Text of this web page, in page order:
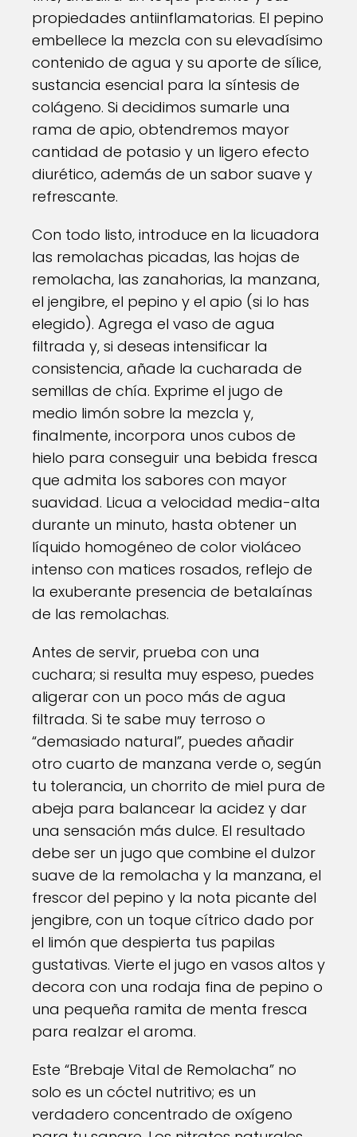
propiedades antiinflamatorias. El pepino
embellece la mezcla con su elevadísimo
contenido de agua y su aporte de sílice,
sustancia esencial para la síntesis de
colágeno. Si decidimos sumarle una
rama de apio, obtendremos mayor
cantidad de potasio y un ligero efecto
diurético, además de un sabor suave y
refrescante.
Con todo listo, introduce en la licuadora
las remolachas picadas, las hojas de
remolacha, las zanahorias, la manzana,
el jengibre, el pepino y el apio (si lo has
elegido). Agrega el vaso de agua
filtrada y, si deseas intensificar la
consistencia, añade la cucharada de
semillas de chía. Exprime el jugo de
medio limón sobre la mezcla y,
finalmente, incorpora unos cubos de
hielo para conseguir una bebida fresca
que admita los sabores con mayor
suavidad. Licua a velocidad media-alta
durante un minuto, hasta obtener un
líquido homogéneo de color violáceo
intenso con matices rosados, reflejo de
la exuberante presencia de betalaínas
de las remolachas.
Antes de servir, prueba con una
cuchara; si resulta muy espeso, puedes
aligerar con un poco más de agua
filtrada. Si te sabe muy terroso o
“demasiado natural”, puedes añadir
otro cuarto de manzana verde o, según
tu tolerancia, un chorrito de miel pura de
abeja para balancear la acidez y dar
una sensación más dulce. El resultado
debe ser un jugo que combine el dulzor
suave de la remolacha y la manzana, el
frescor del pepino y la nota picante del
jengibre, con un toque cítrico dado por
el limón que despierta tus papilas
gustativas. Vierte el jugo en vasos altos y
decora con una rodaja fina de pepino o
una pequeña ramita de menta fresca
para realzar el aroma.
Este “Brebaje Vital de Remolacha” no
solo es un cóctel nutritivo; es un
verdadero concentrado de oxígeno